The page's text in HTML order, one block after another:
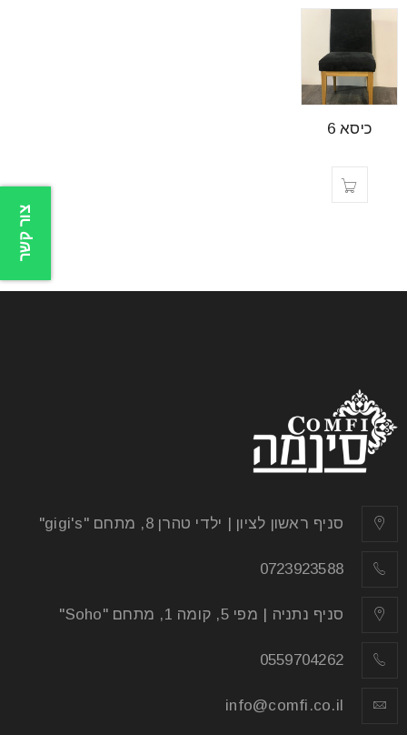
כיסא 6
סניף ראשון לציון | ילדי טהרן 8, מתחם "gigi's"
0723923588
סניף נתניה | מפי 5, קומה 1, מתחם "Soho"
0559704262
info@comfi.co.il
צור קשר